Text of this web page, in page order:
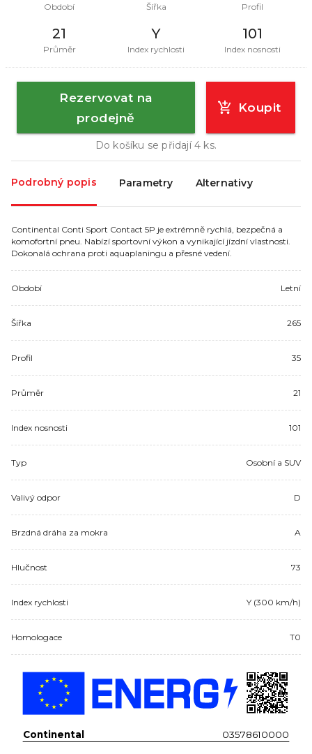
Období Šířka Profil
21
Průměr
Y
Index rychlosti
101
Index nosnosti
Rezervovat na
prodejně
Koupit
Do košíku se přidají4 ks.
Podrobný popis Parametry Alternativy
Continental Conti Sport Contact 5P je extrémně rychlá, bezpečná a
komofortní pneu. Nabízí sportovní výkon a vynikající jízdní vlastnosti.
Dokonalá ochrana proti aquaplaningu a přesné vedení.
Období Letní
Šířka 265
Profil 35
Průměr 21
Index nosnosti 101
Typ Osobní a SUV
Valivý odpor D
Brzdná dráha za mokra A
Hlučnost 73
Index rychlosti Y (300 km/h)
Homologace T0
Continental 03578610000